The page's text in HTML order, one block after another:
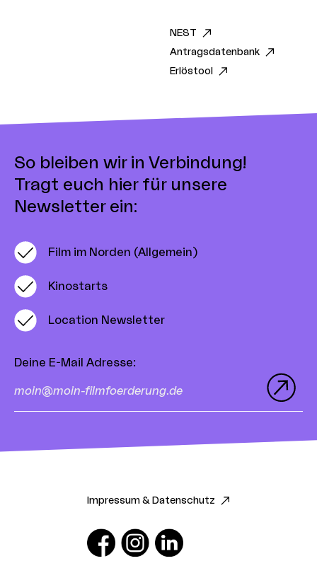
So bleiben wir in Verbindung!
Tragt euch hier für unsere
Newsletter ein:
Film im Norden (Allgemein)
Kinostarts
Location Newsletter
Deine E-Mail Adresse:
NEST
Antragsdatenbank
Erlöstool
Impressum & Datenschutz